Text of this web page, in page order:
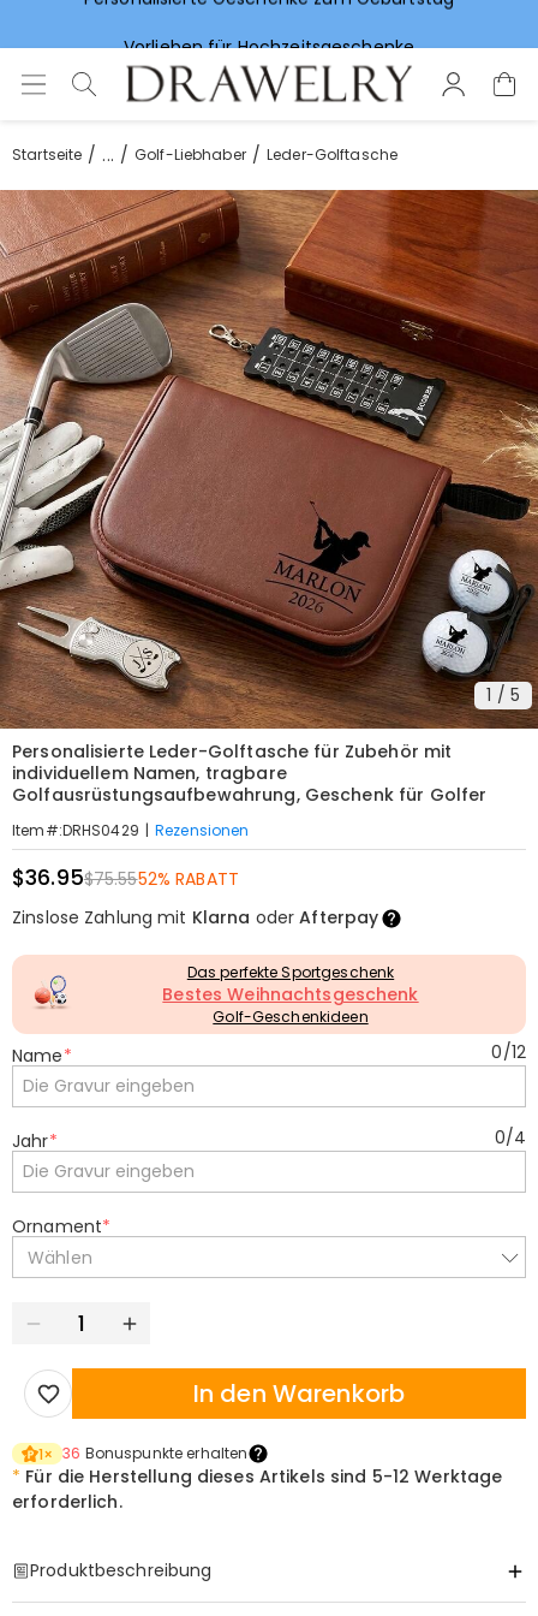
Startseite ... Golf-Liebhaber Leder-Golftasche
1 / 5
Personalisierte Leder-Golftasche für Zubehör mit
individuellem Namen, tragbare
Golfausrüstungsaufbewahrung, Geschenk für Golfer
Item#:DRHS0429 | Rezensionen
$36.95$75.5552% RABATT
Zinslose Zahlung mit Klarna oderAfterpay
Das perfekte Sportgeschenk
Bestes Weihnachtsgeschenk
Golf-Geschenkideen
Name* 0/12
Jahr* 0/4
Ornament*
Wählen
In den Warenkorb
1× 36 Bonuspunkte erhalten
* Für die Herstellung dieses Artikels sind 5-12 Werktage
erforderlich.
Produktbeschreibung